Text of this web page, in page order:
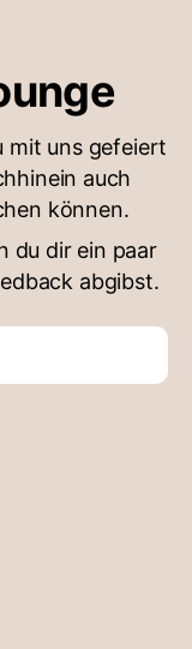
mit uns gefeiert
auch
können.
du dir ein paar
abgibst.